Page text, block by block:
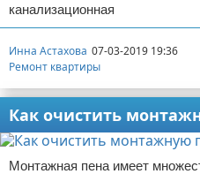
канализационная
Инна Астахова 07-03-2019 19:36
Ремонт квартиры
Как очистить
Монтажная пена имеет